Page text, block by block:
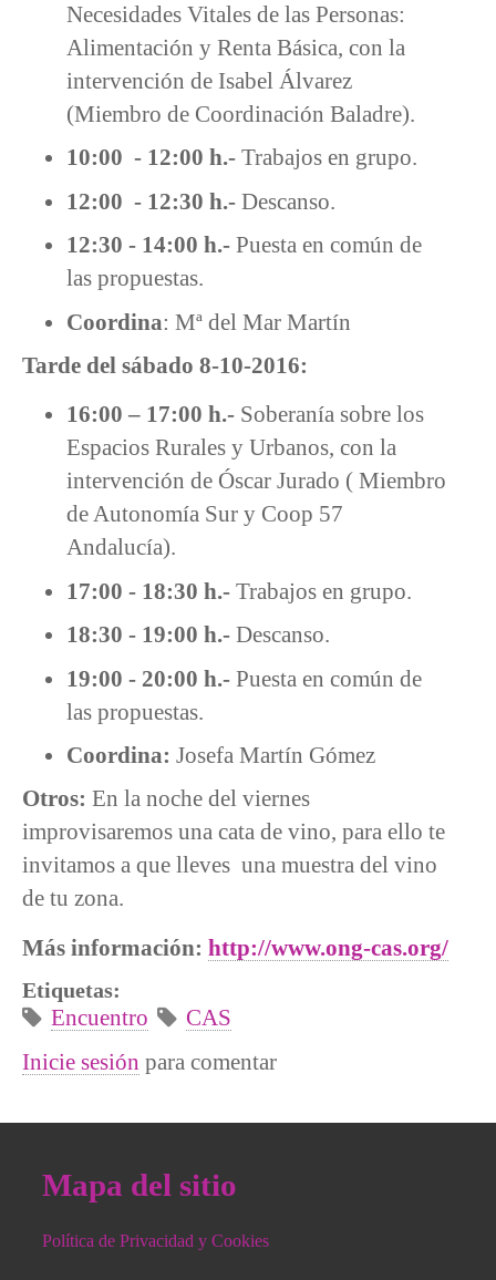
Necesidades Vitales de las Personas:
Alimentación y Renta Básica, con la
intervención de Isabel Álvarez
(Miembro de Coordinación Baladre).
10:00 - 12:00 h.- Trabajos en grupo.
12:00 - 12:30 h.- Descanso.
12:30 - 14:00 h.- Puesta en común de
las propuestas.
Coordina: Mª del Mar Martín
Tarde del sábado 8-10-2016:
16:00 – 17:00 h.- Soberanía sobre los
Espacios Rurales y Urbanos, con la
intervención de Óscar Jurado ( Miembro
de Autonomía Sur y Coop 57
Andalucía).
17:00 - 18:30 h.- Trabajos en grupo.
18:30 - 19:00 h.- Descanso.
19:00 - 20:00 h.- Puesta en común de
las propuestas.
Coordina: Josefa Martín Gómez
Otros: En la noche del viernes
improvisaremos una cata de vino, para ello te
invitamos a que lleves una muestra del vino
de tu zona.
Más información: http://www.ong-cas.org/
Etiquetas:
Encuentro
CAS
Inicie sesión para comentar
Mapa del sitio
Política de Privacidad y Cookies